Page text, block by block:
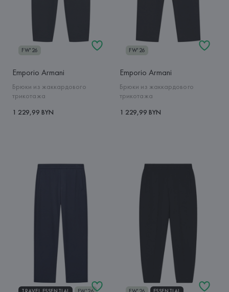
FW'26
Emporio Armani
Брюки из жаккардового
трикотажа
1 229,99 BYN
FW'26
Emporio Armani
Брюки из жаккардового
трикотажа
1 229,99 BYN